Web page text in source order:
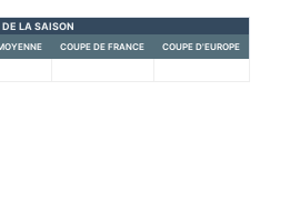
LA SAISON
COUPE DE FRANCE COUPE D'EUROPE